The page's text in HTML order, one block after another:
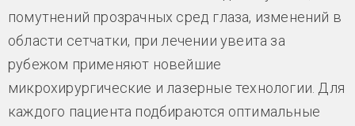
помутнений прозрачных сред глаза, изменений в
области сетчатки, при лечении увеита за
рубежом применяют новейшие
микрохирургические и лазерные технологии. Для
каждого пациента подбираются оптимальные